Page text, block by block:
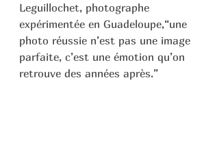
Leguillochet, photographe
expérimentée en Guadeloupe,“une
photo réussie n’est pas une image
parfaite, c’est une émotion qu’on
retrouve des années après.”